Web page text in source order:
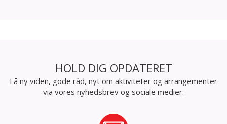
HOLD DIG OPDATERET
Få ny viden, gode råd, nyt om aktiviteter og arrangementer
via vores nyhedsbrev og sociale medier.